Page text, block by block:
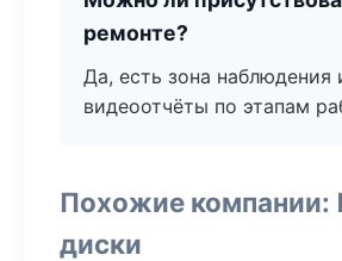
ремонте?
Да, есть зона наблюдения
видеоотчёты по этапам
Похожие
диски